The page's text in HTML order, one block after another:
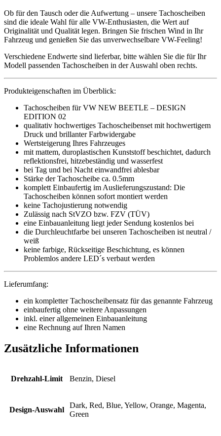
Ob für den Tausch oder die Aufwertung – unsere Tachoscheiben
sind die ideale Wahl für alle VW-Enthusiasten, die Wert auf
Originalität und Qualität legen. Bringen Sie frischen Wind in Ihr
Fahrzeug und genießen Sie das unverwechselbare VW-Feeling!
Verschiedene Endwerte sind lieferbar, bitte wählen Sie die für Ihr
Modell passenden Tachoscheiben in der Auswahl oben rechts.
Produkteigenschaften im Überblick:
Tachoscheiben für VW NEW BEETLE – DESIGN
EDITION 02
qualitativ hochwertiges Tachoscheibenset mit hochwertigem
Druck und brillanter Farbwidergabe
Wertsteigerung Ihres Fahrzeuges
mit mattem, duroplastischen Kunststoff beschichtet, dadurch
reflektionsfrei, hitzebeständig und wasserfest
bei Tag und bei Nacht einwandfrei ablesbar
Stärke der Tachoscheibe ca. 0.5mm
komplett Einbaufertig im Auslieferungszustand: Die
Tachoscheiben können sofort montiert werden
keine Tachojustierung notwendig
Zulässig nach StVZO bzw. FZV (TÜV)
eine Einbauanleitung liegt jeder Sendung kostenlos bei
die Durchleuchtfarbe bei unseren Tachoscheiben ist neutral /
weiß
keine farbige, Rückseitige Beschichtung, es können
Problemlos andere LED´s verbaut werden
Lieferumfang:
ein kompletter Tachoscheibensatz für das genannte Fahrzeug
einbaufertig ohne weitere Anpassungen
inkl. einer allgemeinen Einbauanleitung
eine Rechnung auf Ihren Namen
Zusätzliche Informationen
Drehzahl-Limit Benzin, Diesel
Design-Auswahl
Dark, Red, Blue, Yellow, Orange, Magenta,
Green